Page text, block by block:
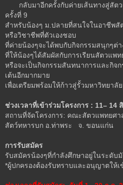
กลับมาอีกครั้งกับค่ายเส้นทางสู่สัต
ครั้งที่ 9
สำหรับน้องๆ ม.ปลายที่สนใจในอาชีพ
หรือวิชาชีพที่ตัวเองชอบ
ที่ค่ายน้องๆจะได้พบกับกิจกรรมสนุกๆต่
ที่ให้น้องๆได้สัมผัสกับการเรียนสัตวแพ
หรือจะเป็นกิจกรรมสันทนาการและกิจ
เต้นอีกมากมาย
เพื่อเตรียมพร้อมให้ก้าวสู่รั้วมหาวิทยาลัย
ช่วงเวลาที่เข้าร่วมโครงการ : 11– 14
สถานที่จัดโครงการ: คณะสัตวแพทยศ
สัตว์ทหารบก อ.ท่าพระ จ. ขอนแก่น
การรับสมัคร
รับสมัครน้องๆที่กำลังศึกษาอยู่ในระดับ
*ผู้ปกครองต้องรับทราบและอนุญาตให้เ